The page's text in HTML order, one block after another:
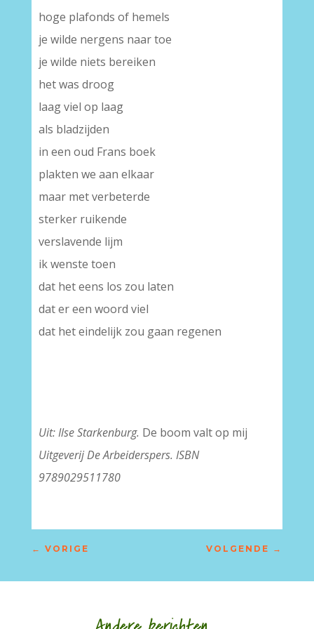
hoge plafonds of hemels
je wilde nergens naar toe
je wilde niets bereiken
het was droog
laag viel op laag
als bladzijden
in een oud Frans boek
plakten we aan elkaar
maar met verbeterde
sterker ruikende
verslavende lijm
ik wenste toen
dat het eens los zou laten
dat er een woord viel
dat het eindelijk zou gaan regenen
Uit: Ilse Starkenburg. De boom valt op mij
Uitgeverij De Arbeiderspers. ISBN
9789029511780
← VORIGE VOLGENDE →